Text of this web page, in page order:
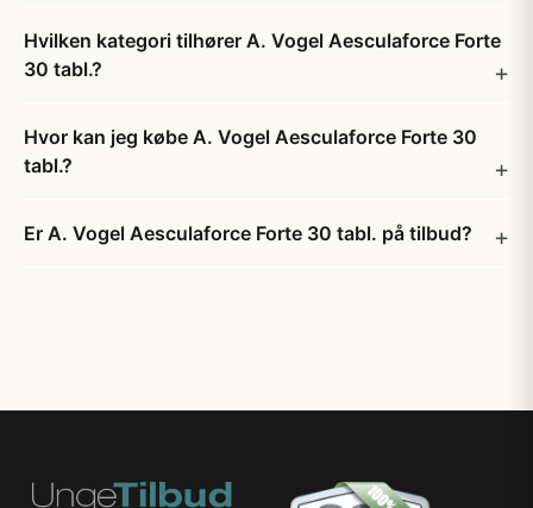
Hvilken kategori tilhører A. Vogel Aesculaforce Forte
30 tabl.?
Hvor kan jeg købe A. Vogel Aesculaforce Forte 30
tabl.?
Er A. Vogel Aesculaforce Forte 30 tabl. på tilbud?